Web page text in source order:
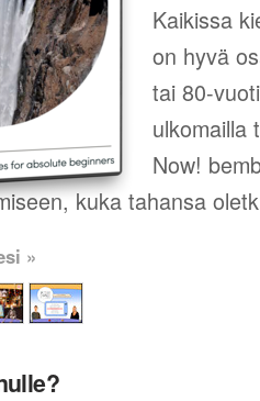
Kaikissa
on hyvä
tai 80-
ulkomailla
Now!
kuka tahansa
»